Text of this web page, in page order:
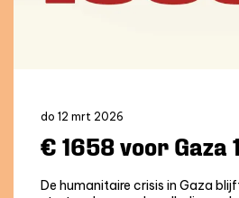
do 12 mrt 2026
€ 1658 voor Gaza
De humanitaire crisis in Gaza